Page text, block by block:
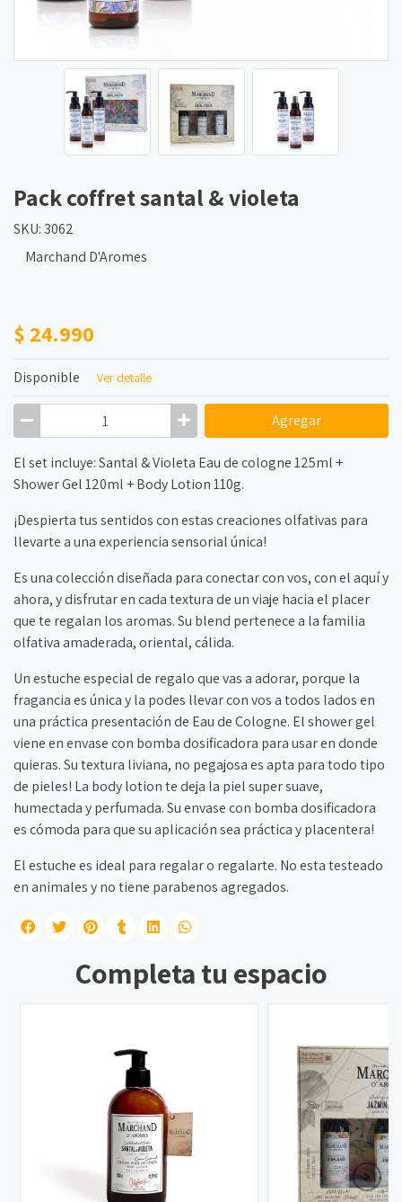
Pack coffret santal & violeta
SKU: 3062
Marchand D'Aromes
$ 24.990
Disponible Ver detalle
Agregar
El set incluye: Santal & Violeta Eau de cologne 125ml +
Shower Gel 120ml + Body Lotion 110g.
¡Despierta tus sentidos con estas creaciones olfativas para
llevarte a una experiencia sensorial única!
Es una colección diseñada para conectar con vos, con el aquí y
ahora, y disfrutar en cada textura de un viaje hacia el placer
que te regalan los aromas. Su blend pertenece a la familia
olfativa amaderada, oriental, cálida.
Un estuche especial de regalo que vas a adorar, porque la
fragancia es única y la podes llevar con vos a todos lados en
una práctica presentación de Eau de Cologne. El shower gel
viene en envase con bomba dosificadora para usar en donde
quieras. Su textura liviana, no pegajosa es apta para todo tipo
de pieles! La body lotion te deja la piel super suave,
humectada y perfumada. Su envase con bomba dosificadora
es cómoda para que su aplicación sea práctica y placentera!
El estuche es ideal para regalar o regalarte. No esta testeado
en animales y no tiene parabenos agregados.
Completa tu espacio